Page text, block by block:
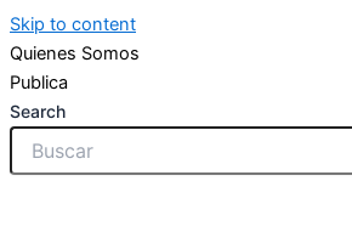
Skip to content
Quienes Somos
Publica
Search